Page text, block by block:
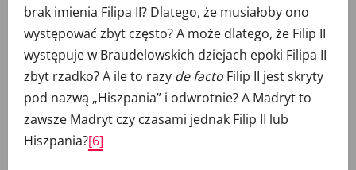
brak imienia Filipa II? Dlatego, że musiałoby ono
występować zbyt często? A może dlatego, że Filip II
występuje w Braudelowskich dziejach epoki Filipa II
zbyt rzadko? A ile to razy de facto Filip II jest skryty
pod nazwą „Hiszpania” i odwrotnie? A Madryt to
zawsze Madryt czy czasami jednak Filip II lub
Hiszpania?[6]